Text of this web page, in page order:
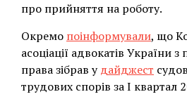
про прийняття на роботу.
Окремо поінформували, що
асоціації адвокатів України
права зібрав удайджест
трудових спорів за І квартал